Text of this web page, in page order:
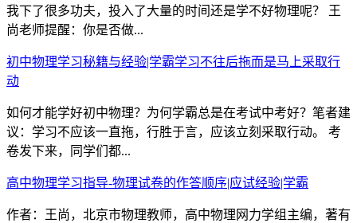
我下了很多功夫，投入了大量的时间还是学不好物理呢？ 王
尚老师提醒：你是否做...
初中物理学习秘籍与经验|学霸学习不往后拖而是马上采取行
动
如何才能学好初中物理？为何学霸总是在考试中考好？笔者建
议：学习不应该一直拖，行胜于言，应该立刻采取行动。 考
卷发下来，同学们都...
高中物理学习指导-物理试卷的作答顺序|应试经验|学霸
作者：王尚，北京市物理教师，高中物理网力学组主编，著有